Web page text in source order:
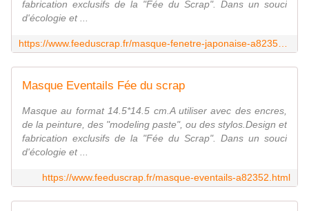
fabrication exclusifs de la "Fée du Scrap". Dans un souci
d'écologie et ...
Masque Eventails Fée du scrap
Masque au format 14.5*14.5 cm.A utiliser avec des encres,
de la peinture, des "modeling paste", ou des stylos.Design et
fabrication exclusifs de la "Fée du Scrap". Dans un souci
d'écologie et ...
https://www.feeduscrap.fr/masque-eventails-a82352.html